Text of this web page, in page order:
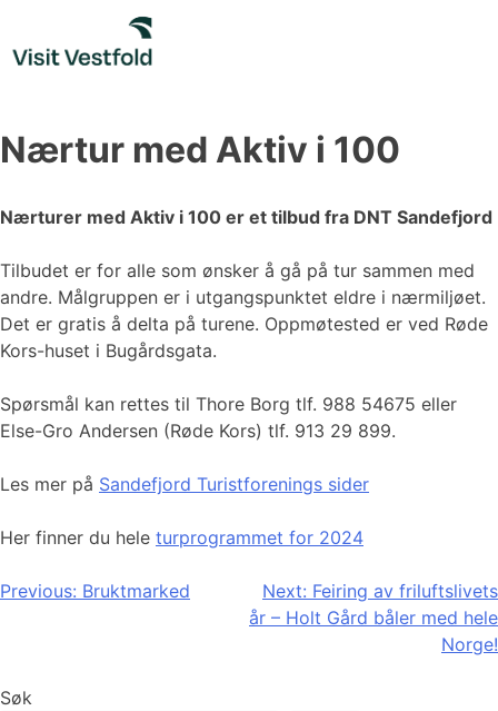
content
Nærtur med Aktiv i 100
Nærturer med Aktiv i 100 er et tilbud fra DNT Sandefjord
Tilbudet er for alle som ønsker å gå på tur sammen med
andre. Målgruppen er i utgangspunktet eldre i nærmiljøet.
Det er gratis å delta på turene. Oppmøtested er ved Røde
Kors-huset i Bugårdsgata.
Spørsmål kan rettes til Thore Borg tlf. 988 54675 eller
Else-Gro Andersen (Røde Kors) tlf. 913 29 899.
Les mer på Sandefjord Turistforenings sider
Her finner du hele turprogrammet for 2024
Innleggsnavigasjon
Previous: Bruktmarked Next: Feiring av friluftslivets
år – Holt Gård båler med hele
Norge!
Søk